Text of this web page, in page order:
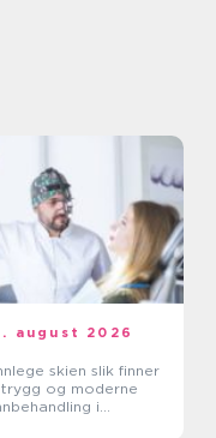
august 2026
skien slik finner
trygg og moderne
i